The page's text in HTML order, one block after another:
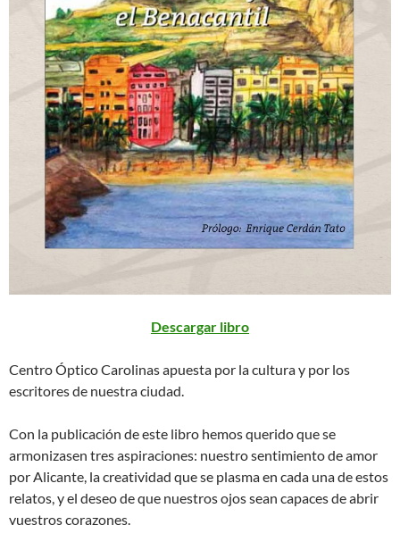
Descargar libro
Centro Óptico Carolinas apuesta por la cultura y por los
escritores de nuestra ciudad.
Con la publicación de este libro hemos querido que se
armonizasen tres aspiraciones: nuestro sentimiento de amor
por Alicante, la creatividad que se plasma en cada una de estos
relatos, y el deseo de que nuestros ojos sean capaces de abrir
vuestros corazones.